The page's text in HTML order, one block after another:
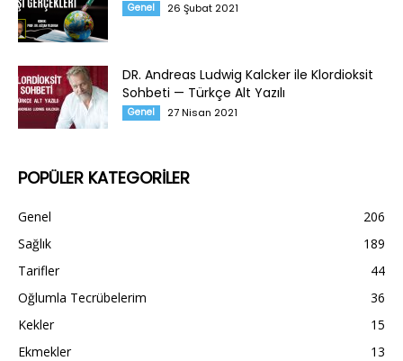
Genel 26 Şubat 2021
DR. Andreas Ludwig Kalcker ile Klordioksit
Sohbeti — Türkçe Alt Yazılı
Genel 27 Nisan 2021
POPÜLER KATEGORİLER
Genel
206
Sağlık
189
Tarifler
44
Oğlumla Tecrübelerim
36
Kekler
15
Ekmekler
13